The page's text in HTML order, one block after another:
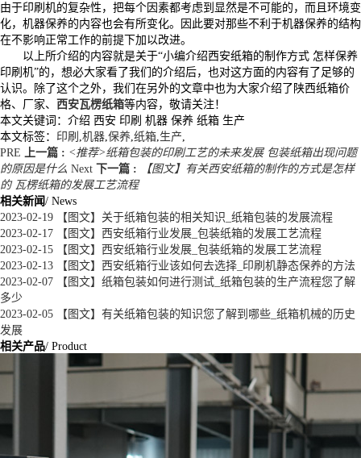
由于印刷机的复杂性，把每个因素都考虑到显然是不可能的，而且环境变
化，机器保养的内容也会有所变化。因此要对那些不利于机器保养的结构
在不影响正常工作的前提下加以改进。
以上所介绍的内容就是关于“小编介绍西安纸箱的制作方式 怎样保养
印刷机”的，想必大家看了我们的介绍后，也对这方面的内容有了足够的
认识。除了这个之外，我们在另外的文章中也为大家介绍了陕西纸箱价
格、厂家、 西安瓦楞纸箱等内容，敬请关注！
本文关键词：介绍 西安 印刷 机器 保养 纸箱 生产
本文标签： 印刷 机器 保养 纸箱 生产
PRE
上一篇 : <推荐>纸箱包装的印刷工艺的未来发展 包装纸箱出现问题
的原因是什么 Next 下一篇 :
【图文】有关西安纸箱的制作的方式是怎样
的 瓦楞纸箱的发展工艺流程
相关新闻/ News
2023-02-19 【图文】关于纸箱包装的相关知识_纸箱包装的发展流程
2023-02-17 【图文】西安纸箱行业发展_包装纸箱的发展工艺流程
2023-02-15 【图文】西安纸箱行业发展_包装纸箱的发展工艺流程
2023-02-13 【图文】西安纸箱行业该如何去选择_印刷机静态保养的方法
2023-02-07 【图文】纸箱包装如何进行测试_纸箱包装的生产流程您了解
多少
2023-02-05 【图文】有关纸箱包装的知识您了解到哪些_纸箱机械的历史
发展
相关产品/ Product